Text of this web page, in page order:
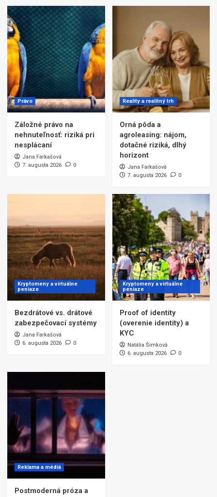
Právo
Záložné právo na
nehnuteľnosť: riziká pri
nesplácaní
Jana Farkašová
7. augusta 2026
0
Reality a realitný trh
Orná pôda a
agroleasing: nájom,
dotačné riziká, dlhý
horizont
Jana Farkašová
7. augusta 2026
0
Kryptomeny a virtuálne
peniaze
Bezdrátové vs. drátové
zabezpečovací systémy
Jana Farkašová
6. augusta 2026
0
Kryptomeny a virtuálne
peniaze
Proof of identity
(overenie identity) a
KYC
Natália Šimková
6. augusta 2026
0
Reklama a médiá
Postmoderná próza a